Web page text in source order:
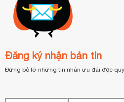
Đăng ký nhận bản tin
Đừng bỏ lỡ những tin nhắn ưu đãi độc